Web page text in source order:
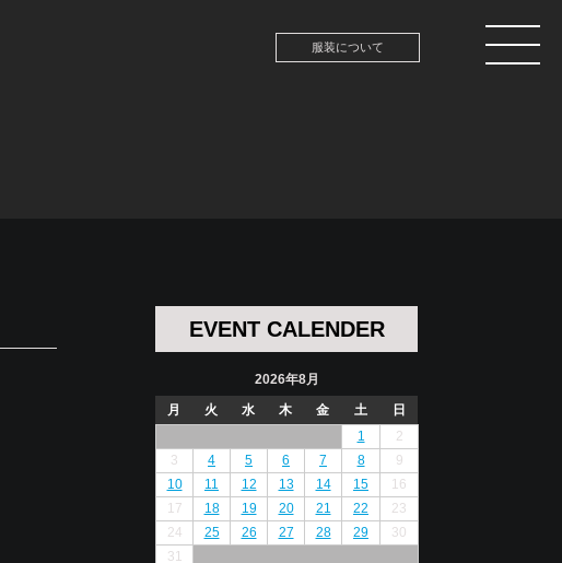
服装について
EVENT CALENDER
2026年8月
月
火 水 木 金 土
日
1
2
3
4 5 6 7 8
9
10
11 12 13 14 15
16
17
18 19 20 21 22
23
24
25 26 27 28 29
30
31